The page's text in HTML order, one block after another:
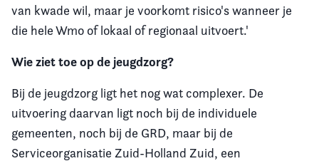
van kwade wil, maar je voorkomt risico's wanneer je
die hele Wmo of lokaal of regionaal uitvoert.'
Wie ziet toe op de jeugdzorg?
Bij de jeugdzorg ligt het nog wat complexer. De
uitvoering daarvan ligt noch bij de individuele
gemeenten, noch bij de GRD, maar bij de
Serviceorganisatie Zuid-Holland Zuid, een